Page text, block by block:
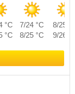
°C 7/24 °C
8/25
°C 8/25 °C 9/26